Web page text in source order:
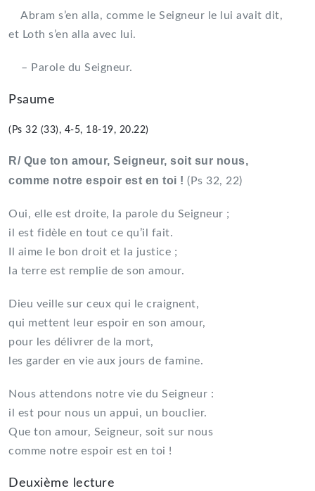
Abram s’en alla, comme le Seigneur le lui avait dit,
et Loth s’en alla avec lui.
– Parole du Seigneur.
Psaume
(Ps 32 (33), 4-5, 18-19, 20.22)
R/ Que ton amour, Seigneur, soit sur nous,
comme notre espoir est en toi ! (Ps 32, 22)
Oui, elle est droite, la parole du Seigneur ;
il est fidèle en tout ce qu’il fait.
Il aime le bon droit et la justice ;
la terre est remplie de son amour.
Dieu veille sur ceux qui le craignent,
qui mettent leur espoir en son amour,
pour les délivrer de la mort,
les garder en vie aux jours de famine.
Nous attendons notre vie du Seigneur :
il est pour nous un appui, un bouclier.
Que ton amour, Seigneur, soit sur nous
comme notre espoir est en toi !
Deuxième lecture